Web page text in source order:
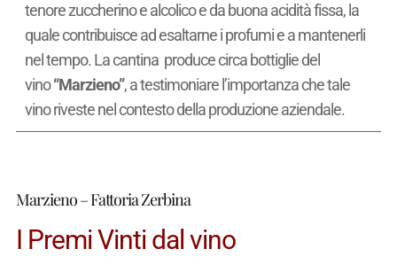
tenore zuccherino e alcolico e da buona acidità fissa, la
quale contribuisce ad esaltarne i profumi e a mantenerli
nel tempo. La cantina produce circabottiglie del
vino“Marzieno”, a testimoniare l’importanza che tale
vino riveste nel contesto della produzione aziendale.
Marzieno – Fattoria Zerbina
I Premi Vinti dal vino